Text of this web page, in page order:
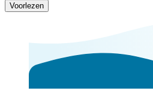
Voorlezen